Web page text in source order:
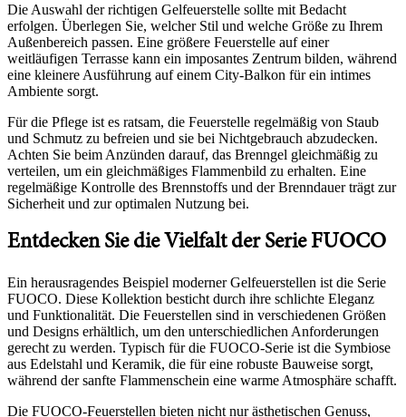
Die Auswahl der richtigen Gelfeuerstelle sollte mit Bedacht
erfolgen. Überlegen Sie, welcher Stil und welche Größe zu Ihrem
Außenbereich passen. Eine größere Feuerstelle auf einer
weitläufigen Terrasse kann ein imposantes Zentrum bilden, während
eine kleinere Ausführung auf einem City-Balkon für ein intimes
Ambiente sorgt.
Für die Pflege ist es ratsam, die Feuerstelle regelmäßig von Staub
und Schmutz zu befreien und sie bei Nichtgebrauch abzudecken.
Achten Sie beim Anzünden darauf, das Brenngel gleichmäßig zu
verteilen, um ein gleichmäßiges Flammenbild zu erhalten. Eine
regelmäßige Kontrolle des Brennstoffs und der Brenndauer trägt zur
Sicherheit und zur optimalen Nutzung bei.
Entdecken Sie die Vielfalt der Serie FUOCO
Ein herausragendes Beispiel moderner Gelfeuerstellen ist die Serie
FUOCO. Diese Kollektion besticht durch ihre schlichte Eleganz
und Funktionalität. Die Feuerstellen sind in verschiedenen Größen
und Designs erhältlich, um den unterschiedlichen Anforderungen
gerecht zu werden. Typisch für die FUOCO-Serie ist die Symbiose
aus Edelstahl und Keramik, die für eine robuste Bauweise sorgt,
während der sanfte Flammenschein eine warme Atmosphäre schafft.
Die FUOCO-Feuerstellen bieten nicht nur ästhetischen Genuss,